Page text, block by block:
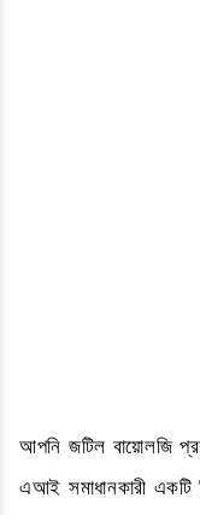
আপনি জটিল বায়োলজি
এআই সমাধানকারী